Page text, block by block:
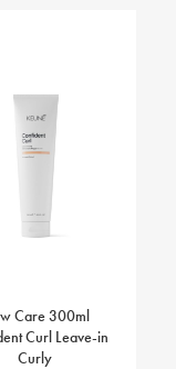
Care 300ml
Curl Leave-in
Curly